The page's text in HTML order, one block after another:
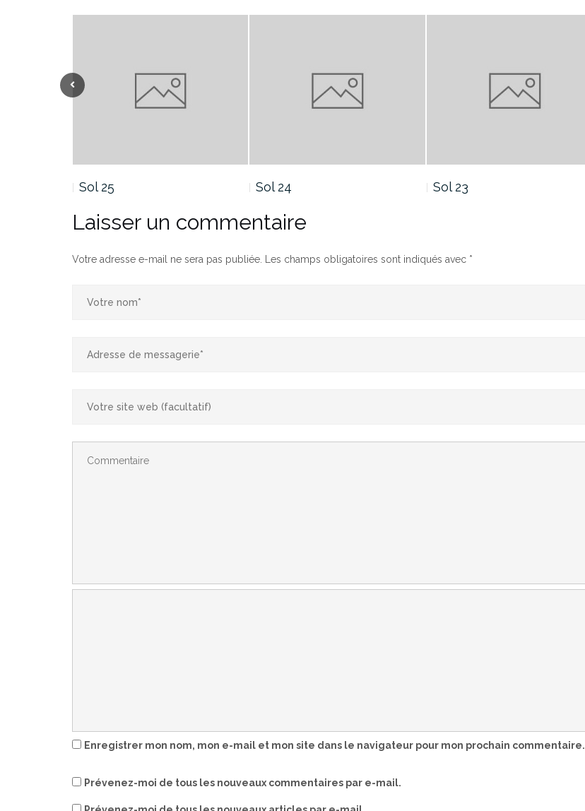
Sol 25 Sol 24 Sol 23
Laisser un commentaire
Votre adresse e-mail ne sera pas publiée. Les champs obligatoires sont indiqués avec *
Enregistrer mon nom, mon e-mail et mon site dans le navigateur pour mon prochain commentaire.
Prévenez-moi de tous les nouveaux commentaires par e-mail.